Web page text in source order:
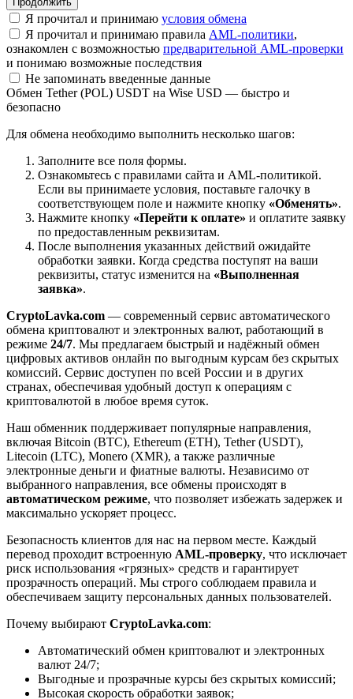
Я прочитал и принимаю условия обмена
Я прочитал и принимаю правила AML-политики,
ознакомлен с возможностью предварительной AML-проверки
и понимаю возможные последствия
Не запоминать введенные данные
Обмен Tether (POL) USDT на Wise USD — быстро и
безопасно
Для обмена необходимо выполнить несколько шагов:
Заполните все поля формы.
Ознакомьтесь с правилами сайта и AML-политикой.
Если вы принимаете условия, поставьте галочку в
соответствующем поле и нажмите кнопку «Обменять».
Нажмите кнопку «Перейти к оплате» и оплатите заявку
по предоставленным реквизитам.
После выполнения указанных действий ожидайте
обработки заявки. Когда средства поступят на ваши
реквизиты, статус изменится на «Выполненная
заявка».
CryptoLavka.com — современный сервис автоматического
обмена криптовалют и электронных валют, работающий в
режиме 24/7. Мы предлагаем быстрый и надёжный обмен
цифровых активов онлайн по выгодным курсам без скрытых
комиссий. Сервис доступен по всей России и в других
странах, обеспечивая удобный доступ к операциям с
криптовалютой в любое время суток.
Наш обменник поддерживает популярные направления,
включая Bitcoin (BTC), Ethereum (ETH), Tether (USDT),
Litecoin (LTC), Monero (XMR), а также различные
электронные деньги и фиатные валюты. Независимо от
выбранного направления, все обмены происходят в
автоматическом режиме, что позволяет избежать задержек и
максимально ускоряет процесс.
Безопасность клиентов для нас на первом месте. Каждый
перевод проходит встроенную AML-проверку, что исключает
риск использования «грязных» средств и гарантирует
прозрачность операций. Мы строго соблюдаем правила и
обеспечиваем защиту персональных данных пользователей.
Почему выбирают CryptoLavka.com:
Автоматический обмен криптовалют и электронных
валют 24/7;
Выгодные и прозрачные курсы без скрытых комиссий;
Высокая скорость обработки заявок;